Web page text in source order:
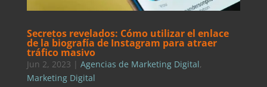
Secretos revelados: Cómo utilizar el enlace
de la biografía de Instagram para atraer
tráfico masivo
Jun 2, 2023 | Agencias de Marketing Digital,
Marketing Digital